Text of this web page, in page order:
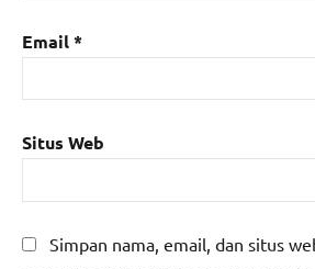
Email*
Situs Web
Simpan nama, email, dan situs